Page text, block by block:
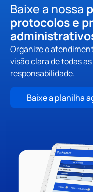
Baixe a nossa
protocolos e
Organize o
visão clara de todas
responsabilidade.
Baixe a planilha